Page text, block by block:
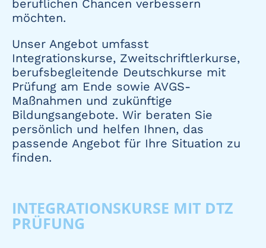
beruflichen Chancen verbessern
möchten.
Unser Angebot umfasst
Integrationskurse, Zweitschriftlerkurse,
berufsbegleitende Deutschkurse mit
Prüfung am Ende sowie AVGS-
Maßnahmen und zukünftige
Bildungsangebote. Wir beraten Sie
persönlich und helfen Ihnen, das
passende Angebot für Ihre Situation zu
finden.
INTEGRATIONSKURSE MIT DTZ
PRÜFUNG